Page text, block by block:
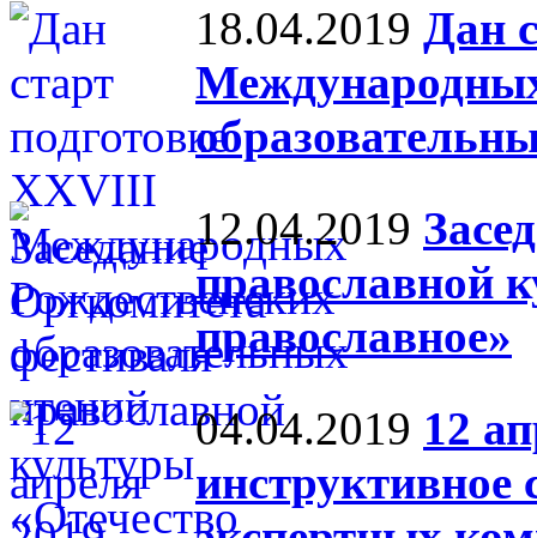
18.04.2019 Дан
12.04.2019
православной
православное»
04.04.2019 12
инструктивное